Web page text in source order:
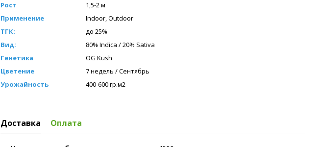
Рост
1,5-2 м
Применение
Indoor, Outdoor
ТГК:
до 25%
Вид:
80% Indica / 20% Sativa
Генетика
OG Kush
Цветение
7 недель / Сентябрь
Урожайность
400-600 гр.м2
Доставка Оплата